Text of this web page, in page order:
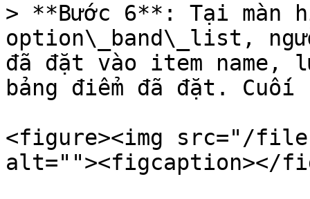
> **Bước 6**: Tại màn
option\_band\_list,
đã đặt vào item name,
bảng điểm đã đặt. Cuối
<figure><img src="/files/
alt=""><figcaption></